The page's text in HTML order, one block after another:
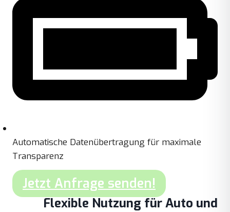
Automatische Datenübertragung für maximale
Transparenz
Jetzt Anfrage senden!
Flexible Nutzung für Auto und